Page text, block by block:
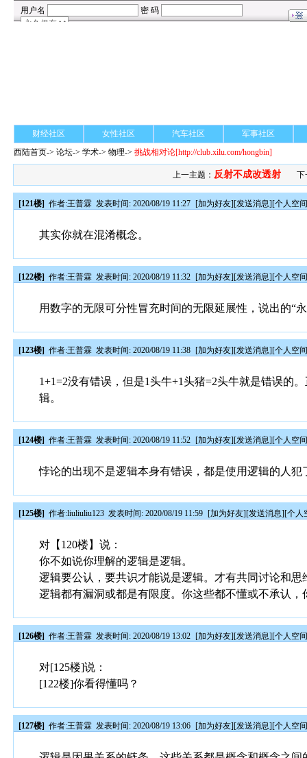
财经社区 女性社区 汽车社区
军事社区
西陆首页->论坛->学术-> 物理->挑战相对论[http://club.xilu.com/hongbin]
上一主题： 反射不成改透射 下
[121楼] 作者:王普霖 发表时间: 2020/08/19 11:27 [加为好友][发送消息][个人空
其实你就在混淆概念。
[122楼] 作者:王普霖 发表时间: 2020/08/19 11:32 [加为好友][发送消息][个人空
用数字的无限可分性冒充时间的无限延展性，说出的“
[123楼] 作者:王普霖 发表时间: 2020/08/19 11:38 [加为好友][发送消息][个人空
1+1=2没有错误，但是1头牛+1头猪=2头牛就是错误的
辑。
[124楼] 作者:王普霖 发表时间: 2020/08/19 11:52 [加为好友][发送消息][个人空
悖论的出现不是逻辑本身有错误，都是使用逻辑的人犯
[125楼] 作者:liuliuliu123 发表时间: 2020/08/19 11:59 [加为好友][发送消息][个人
对【120楼】说：
你不如说你理解的逻辑是逻辑。
逻辑要公认，要共识才能说是逻辑。才有共同讨论和
逻辑都有漏洞或都是有限度。你这些都不懂或不承认
[126楼] 作者:王普霖 发表时间: 2020/08/19 13:02 [加为好友][发送消息][个人空
对[125楼]说：
[122楼]你看得懂吗？
[127楼] 作者:王普霖 发表时间: 2020/08/19 13:06 [加为好友][发送消息][个人空